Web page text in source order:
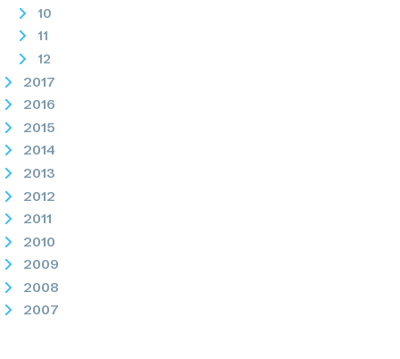
10
11
12
2017
2016
2015
2014
2013
2012
2011
2010
2009
2008
2007